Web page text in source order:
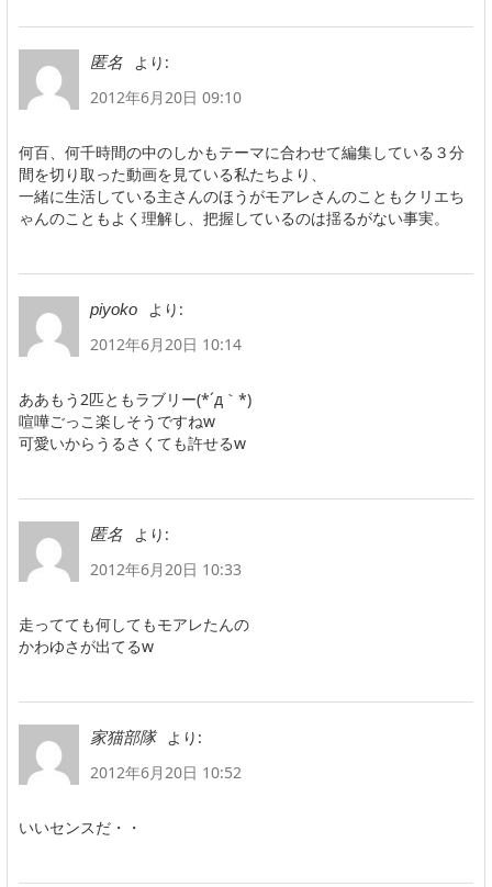
匿名
より:
2012年6月20日 09:10
何百、何千時間の中のしかもテーマに合わせて編集している３分
間を切り取った動画を見ている私たちより、
一緒に生活している主さんのほうがモアレさんのこともクリエち
ゃんのこともよく理解し、把握しているのは揺るがない事実。
piyoko
より:
2012年6月20日 10:14
ああもう2匹ともラブリー(*´д｀*)
喧嘩ごっこ楽しそうですねw
可愛いからうるさくても許せるw
匿名
より:
2012年6月20日 10:33
走ってても何してもモアレたんの
かわゆさが出てるw
家猫部隊
より:
2012年6月20日 10:52
いいセンスだ・・